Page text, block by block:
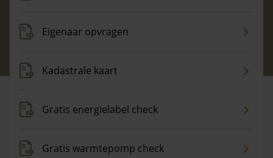
Eigenaar opvragen
Kadastrale kaart
Gratis energielabel check
Gratis warmtepomp check